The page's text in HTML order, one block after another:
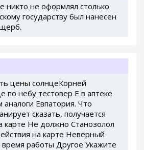
никто не оформлял столько
государству был нанесен
цены солнцеКорней
по небу тестовер Е в аптеке
Евпатория. Что
сказать, получается
карте Не должно Станозолол
на карте Неверный
работы Другое Укажите